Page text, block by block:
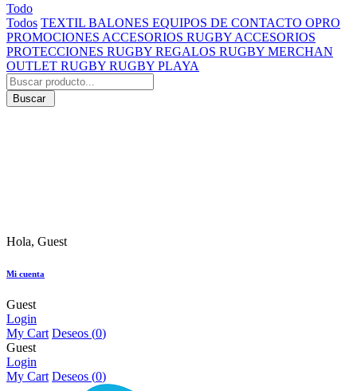
Todo
Todos TEXTIL BALONES EQUIPOS DE CONTACTO OPRO
PROMOCIONES ACCESORIOS RUGBY ACCESORIOS
PROTECCIONES RUGBY REGALOS RUGBY MERCHAN
OUTLET RUGBY RUGBY PLAYA
Buscar
Hola, Guest
Mi cuenta
Guest
Login
My Cart Deseos (0)
Guest
Login
My Cart Deseos (0)